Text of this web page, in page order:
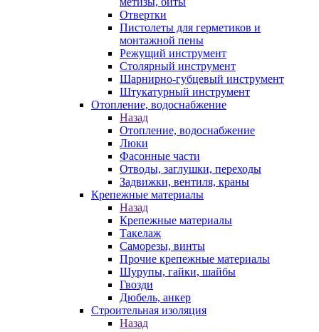
Отвертки
Пистолеты для герметиков и
монтажной пены
Режущий инструмент
Столярный инструмент
Шарнирно-губцевый инструмент
Штукатурный инструмент
Отопление, водоснабжение
Назад
Отопление, водоснабжение
Люки
Фасонные части
Отводы, заглушки, переходы
Задвижки, вентиля, краны
Крепежные материалы
Назад
Крепежные материалы
Такелаж
Саморезы, винты
Прочие крепежные материалы
Шурупы, гайки, шайбы
Гвозди
Дюбель, анкер
Строительная изоляция
Назад